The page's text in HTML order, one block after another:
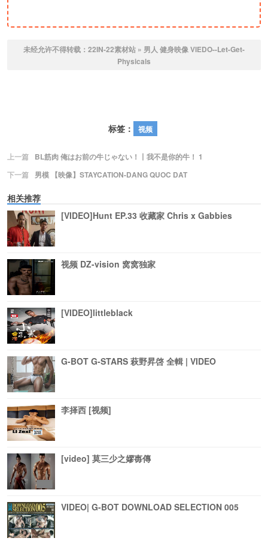
未经允许不得转载： 22IN-22素材站 » 男人 健身映像 VIEDO--Let-Get-
Physicals
标签： 视频
上一篇
BL筋肉 俺はお前の牛じゃない！丨我不是你的牛！ 1
下一篇
男模 【映像】STAYCATION-DANG QUOC DAT
相关推荐
[VIDEO]Hunt EP.33 收藏家 Chris x Gabbies
视频 DZ-vision 窝窝独家
[VIDEO]littleblack
G-BOT G-STARS 萩野昇啓 全輯 | VIDEO
李择西 [视频]
[video] 莫三少之嫪毐傳
VIDEO| G-BOT DOWNLOAD SELECTION 005